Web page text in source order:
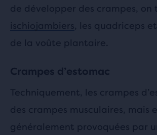
de développer des crampes, on
ischiojambiers, les quadriceps
de la voûte plantaire.
Crampes d’estomac
Techniquement, les crampes
des crampes musculaires, mais
généralement provoquées par